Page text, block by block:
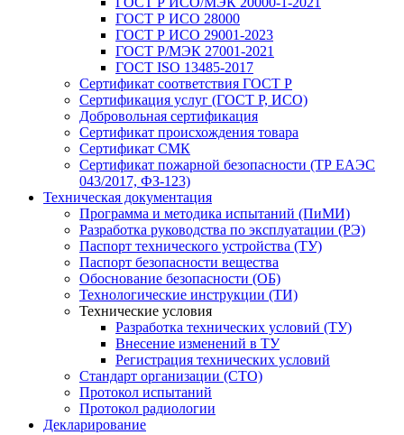
ГОСТ Р ИСО 28000
ГОСТ Р ИСО 29001-2023
ГОСТ Р/МЭК 27001-2021
ГОСТ ISO 13485-2017
Сертификат соответствия ГОСТ Р
Сертификация услуг (ГОСТ Р, ИСО)
Добровольная сертификация
Сертификат происхождения товара
Сертификат СМК
Сертификат пожарной безопасности (ТР ЕАЭС
043/2017, ФЗ-123)
Техническая документация
Программа и методика испытаний (ПиМИ)
Разработка руководства по эксплуатации (РЭ)
Паспорт технического устройства (ТУ)
Паспорт безопасности вещества
Обоснование безопасности (ОБ)
Технологические инструкции (ТИ)
Технические условия
Разработка технических условий (ТУ)
Внесение изменений в ТУ
Регистрация технических условий
Стандарт организации (СТО)
Протокол испытаний
Протокол радиологии
Декларирование